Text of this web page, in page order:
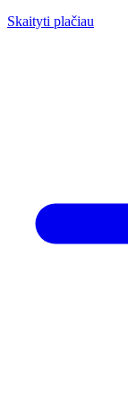
Skaityti plačiau